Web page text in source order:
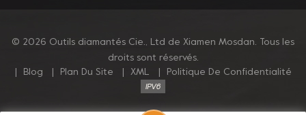
© 2026 Outils diamantés Cie., Ltd de Xiamen Mosdan. Tous les
droits sont réservés.
Blog Plan Du Site XML Politique De Confidentialité